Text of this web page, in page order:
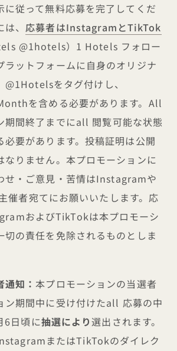
に従って無料応募を完了してくだ
、 応募者はInstagramとTikTok
@1hotels）1 Hotels フォロー
ラットフォームに自身のオリジナ
@1Hotelsをタグ付けし、
を含める必要があります。All
期間終了までにall 閲覧可能な状態
必要があります。投稿証明は公開
なりません。本プロモーションに
せ・ご意見・苦情はInstagramや
催者宛てにお願いいたします。応
およびTikTokは本プロモーシ
切の責任を免除されるものとしま
通知：本プロモーションの当選者
ン期間中に受け付けたall 応募の中
6日頃に抽選により選出されます。
またはTikTokのダイレク